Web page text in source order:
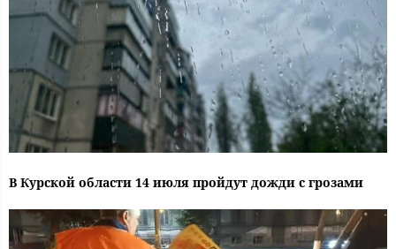
В Курской области 14 июля пройдут дожди с грозами